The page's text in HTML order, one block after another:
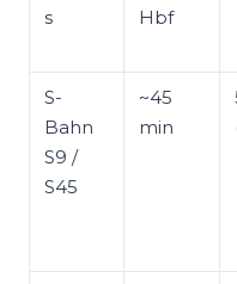
s
Hbf
S-
Bahn
S9 /
S45
~45
min